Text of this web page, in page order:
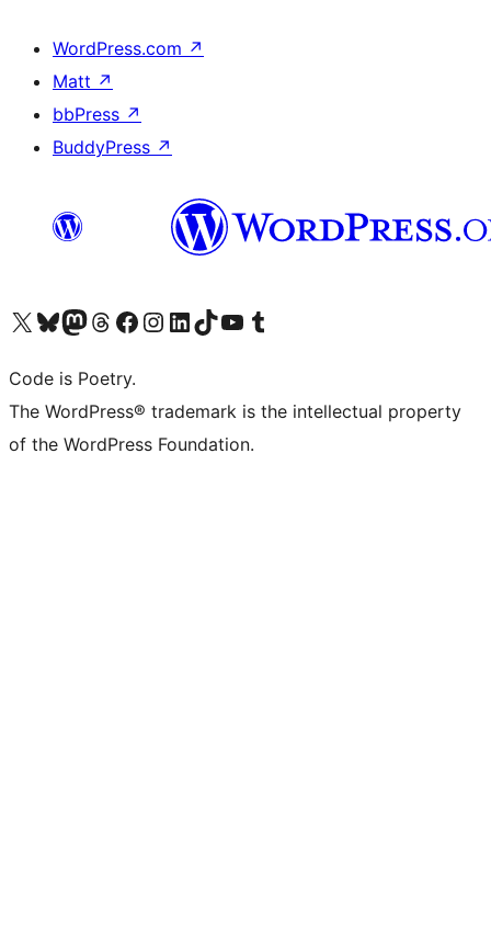
WordPress.com ↗
Matt ↗
bbPress ↗
BuddyPress ↗
Visita il nostro account X (ex Twitter)
Visita il nostro account Bluesky
Visita il nostro account Mastodon
Visita il nostro account Threads
Visita la nostra pagina Facebook
Visita il nostro account Instagram
Visita il nostro account LinkedIn
Visita il nostro account TikTok
Visita il nostro canale YouTube
Visita il nostro account Tumblr
Code is Poetry.
The WordPress® trademark is the intellectual property
of the WordPress Foundation.